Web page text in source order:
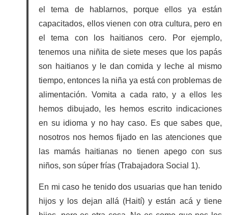
el tema de hablarnos, porque ellos ya están
capacitados, ellos vienen con otra cultura, pero en
el tema con los haitianos cero. Por ejemplo,
tenemos una niñita de siete meses que los papás
son haitianos y le dan comida y leche al mismo
tiempo, entonces la niña ya está con problemas de
alimentación. Vomita a cada rato, y a ellos les
hemos dibujado, les hemos escrito indicaciones
en su idioma y no hay caso. Es que sabes que,
nosotros nos hemos fijado en las atenciones que
las mamás haitianas no tienen apego con sus
niños, son súper frías (Trabajadora Social 1).
En mi caso he tenido dos usuarias que han tenido
hijos y los dejan allá (Haití) y están acá y tiene